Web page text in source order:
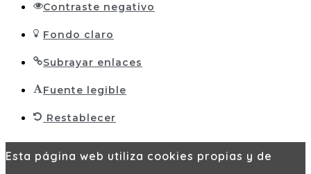
Contraste negativo
Fondo claro
Subrayar enlaces
Fuente legible
Restablecer
Esta página web utiliza cookies propias y de